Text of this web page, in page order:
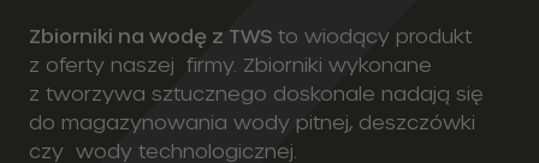
Zbiorniki na wodę z TWS to wiodący produkt
z oferty naszej firmy. Zbiorniki wykonane
z tworzywa sztucznego doskonale nadają się
do magazynowania wody pitnej, deszczówki
czy wody technologicznej.